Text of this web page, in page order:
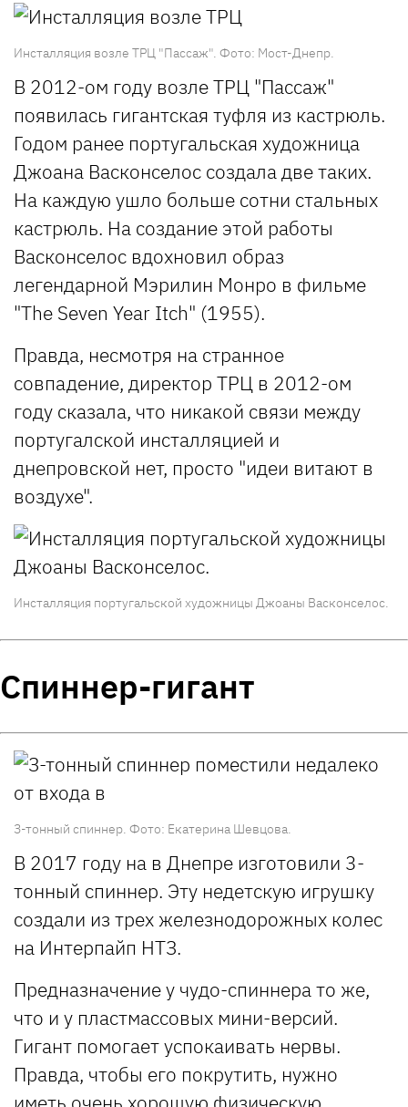
Инсталляция возле ТРЦ "Пассаж". Фото: Мост-Днепр.
В 2012-ом году возле ТРЦ "Пассаж"
появилась гигантская туфля из кастрюль.
Годом ранее португальская художница
Джоана Васконселос создала две таких.
На каждую ушло больше сотни стальных
кастрюль. На создание этой работы
Васконселос вдохновил образ
легендарной Мэрилин Монро в фильме
"The Seven Year Itch" (1955).
Правда, несмотря на странное
совпадение, директор ТРЦ в 2012-ом
году сказала, что никакой связи между
португалской инсталляцией и
днепровской нет, просто "идеи витают в
воздухе".
Инсталляция португальской художницы Джоаны Васконселос.
Спиннер-гигант
З-тонный спиннер. Фото: Екатерина Шевцова.
В 2017 году на в Днепре изготовили 3-
тонный спиннер. Эту недетскую игрушку
создали из трех железнодорожных колес
на Интерпайп НТЗ.
Предназначение у чудо-спиннера то же,
что и у пластмассовых мини-версий.
Гигант помогает успокаивать нервы.
Правда, чтобы его покрутить, нужно